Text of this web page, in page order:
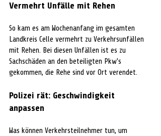
Vermehrt Unfälle mit Rehen
So kam es am Wochenanfang im gesamten
Landkreis Celle vermehrt zu Verkehrsunfällen
mit Rehen. Bei diesen Unfällen ist es zu
Sachschäden an den beteiligten Pkw's
gekommen, die Rehe sind vor Ort verendet.
Polizei rät: Geschwindigkeit
anpassen
Was können Verkehrsteilnehmer tun, um